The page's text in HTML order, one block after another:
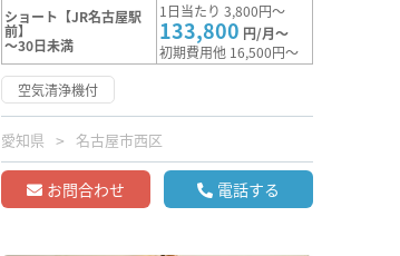
ショート【JR名古屋駅
前】
～30日未満
1日当たり 3,800円～
133,800 円/月～
初期費用他 16,500円～
空気清浄機付
愛知県 名古屋市西区
お問合わせ 電話する